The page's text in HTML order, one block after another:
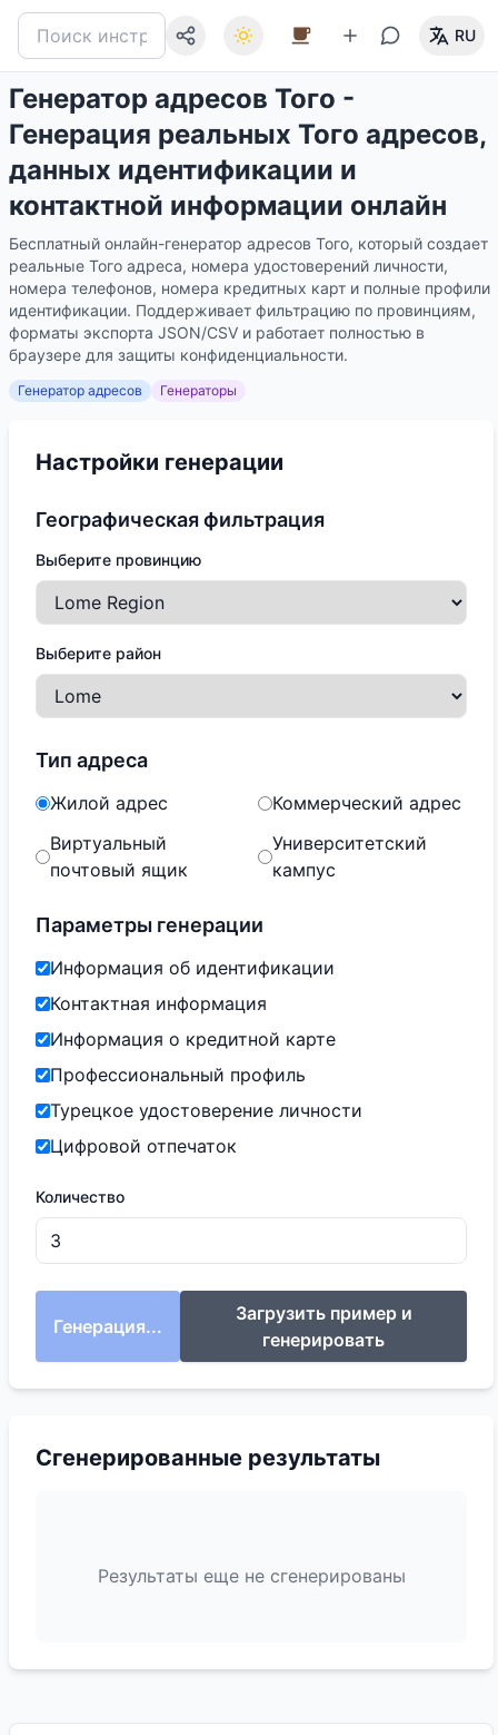
RU
Генератор адресов Того -
Генерация реальных Того адресов,
данных идентификации и
контактной информации онлайн
Бесплатный онлайн-генератор адресов Того, который создает
реальные Того адреса, номера удостоверений личности,
номера телефонов, номера кредитных карт и полные профили
идентификации. Поддерживает фильтрацию по провинциям,
форматы экспорта JSON/CSV и работает полностью в
браузере для защиты конфиденциальности.
Генератор адресов Генераторы
Настройки генерации
Географическая фильтрация
Выберите провинцию
Выберите район
Тип адреса
Жилой адрес
Коммерческий адрес
Виртуальный
почтовый ящик
Университетский
кампус
Параметры генерации
Информация об идентификации
Контактная информация
Информация о кредитной карте
Профессиональный профиль
Турецкое удостоверение личности
Цифровой отпечаток
Количество
Генерация...
Загрузить пример и
генерировать
Сгенерированные результаты
Результаты еще не сгенерированы